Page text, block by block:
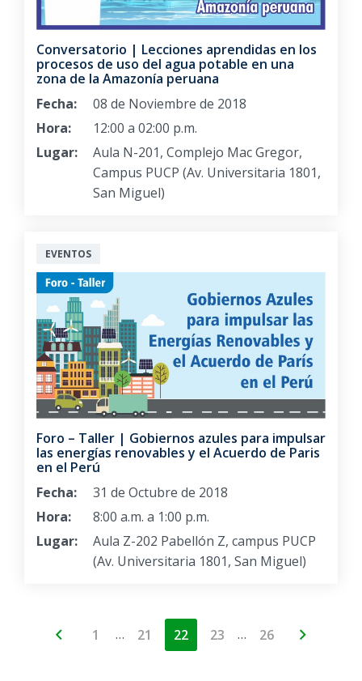
Conversatorio | Lecciones aprendidas en los
procesos de uso del agua potable en una
zona de la Amazonía peruana
Fecha:
08 de Noviembre de 2018
Hora:
12:00 a 02:00 p.m.
Lugar:
Aula N-201, Complejo Mac Gregor,
Campus PUCP (Av. Universitaria 1801,
San Miguel)
EVENTOS
Foro – Taller | Gobiernos azules para impulsar
las energías renovables y el Acuerdo de Paris
en el Perú
Fecha:
31 de Octubre de 2018
Hora:
8:00 a.m. a 1:00 p.m.
Lugar:
Aula Z-202 Pabellón Z, campus PUCP
(Av. Universitaria 1801, San Miguel)
1 … 21 22 23 … 26